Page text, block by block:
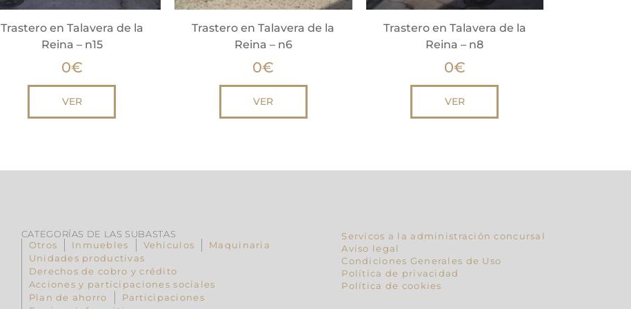
Trastero en Talavera de la
Reina – n15
0€
VER
Trastero en Talavera de la
Reina – n6
0€
VER
Trastero en Talavera de la
Reina – n8
0€
VER
CATEGORÍAS DE LAS SUBASTAS
Otros
Inmuebles Vehículos
Maquinaria
Unidades productivas
Derechos de cobro y crédito
Acciones y participaciones sociales
Plan de ahorro
Participaciones
Servicos a la administración concursal
Aviso legal
Condiciones Generales de Uso
Política de privacidad
Política de cookies